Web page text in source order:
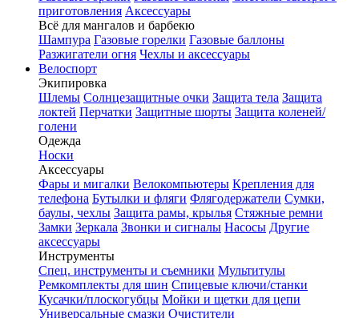
приготовления Аксессуары
Всё для мангалов и барбекю
Шампура Газовые горелки Газовые баллоны
Разжигатели огня Чехлы и аксессуары
Велоспорт
Экипировка
Шлемы Солнцезащитные очки Защита тела Защита
локтей Перчатки Защитные шорты Защита коленей/
голени
Одежда
Носки
Аксессуары
Фары и мигалки Велокомпьютеры Крепления для
телефона Бутылки и фляги Флягодержатели Сумки,
баулы, чехлы Защита рамы, крылья Стяжные ремни
Замки Зеркала Звонки и сигналы Насосы Другие
аксессуары
Инструменты
Спец. инструменты и съемники Мультитулы
Ремкомплекты для шин Спицевые ключи/станки
Кусачки/плоскогубцы Мойки и щетки для цепи
Универсальные смазки Очистители